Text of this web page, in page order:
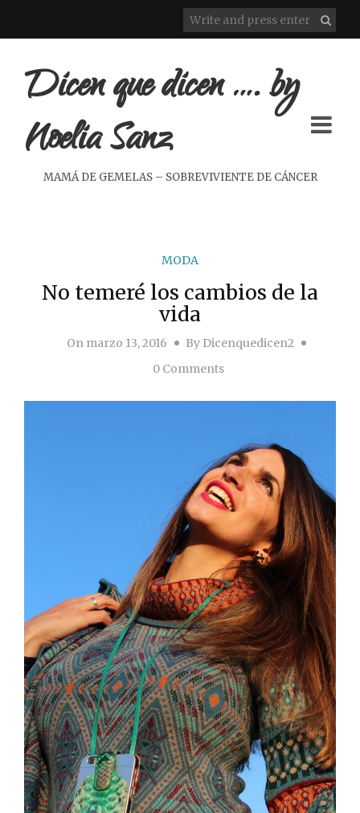
Dicen que dicen …. by
Noelia Sanz
MAMÁ DE GEMELAS – SOBREVIVIENTE DE CÁNCER
MODA
No temeré los cambios de la
vida
Onmarzo 13, 2016 By Dicenquedicen2
0 Comments